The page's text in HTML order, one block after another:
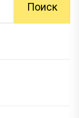
Поиск